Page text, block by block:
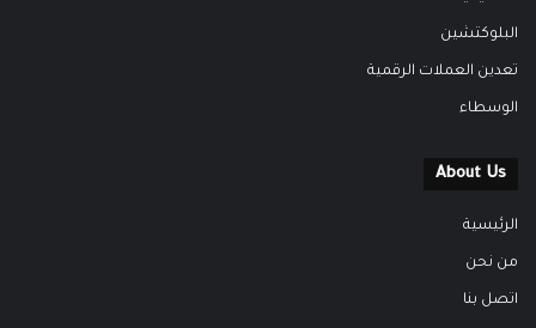
البلوكتشين
تعدين العملات الرقمية
الوسطاء
About Us
الرئيسية
من نحن
اتصل بنا